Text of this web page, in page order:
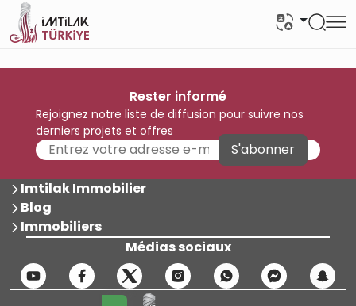
Rester informé
Rejoignez notre liste de diffusion pour suivre nos
derniers projets et offres
S'abonner
Imtilak Immobilier
Blog
Immobiliers
Médias sociaux